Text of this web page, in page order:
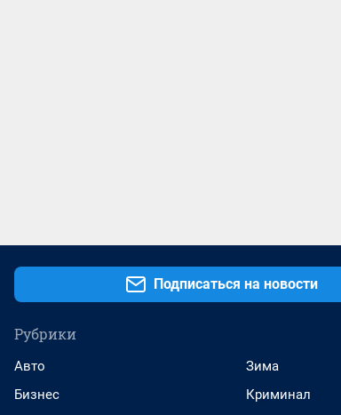
Подписаться на новости
Рубрики
Авто
Бизнес
Зима
Криминал